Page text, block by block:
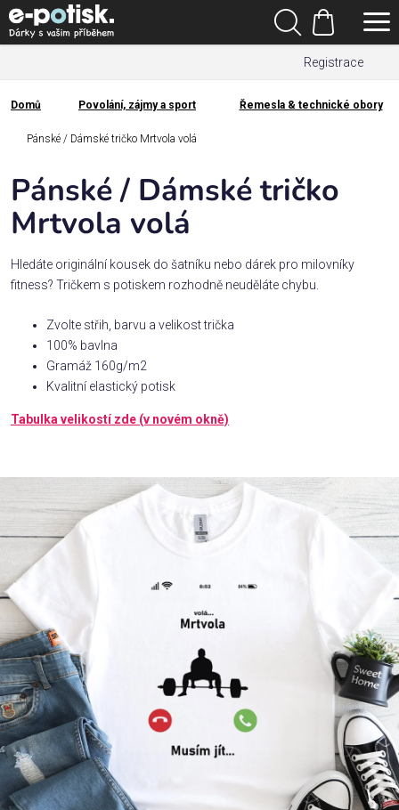
Přejít
na
obsah
Registrace
Hledat
Nákupní
košík
Kategorie
Dárek
pro
Rodina
/
Povolání,
zájmy a
sport
Kolekce
Oblečení
Přihlášení
Domů
Domů Povolání, zájmy a sport Řemesla & technické obory
Pánské / Dámské tričko Mrtvola volá
Pánské / Dámské tričko
Mrtvola volá
Hledáte originální kousek do šatníku nebo dárek pro milovníky
fitness? Tričkem s potiskem rozhodně neuděláte chybu.
Zvolte střih, barvu a velikost trička
100% bavlna
Gramáž 160g/m2
Kvalitní elastický potisk
Tabulka velikostí zde (v novém okně)